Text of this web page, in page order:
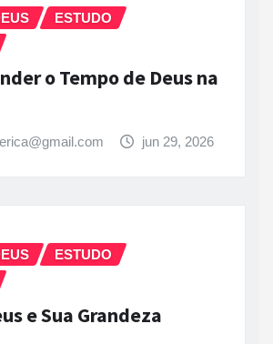
ESTUDO
o Tempo de Deus na
jun 29, 2026
ESTUDO
e Sua Grandeza